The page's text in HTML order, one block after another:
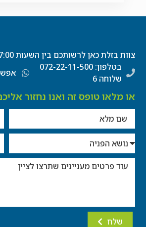
צוות בזלת כאן לרשותכם בין השעות 8:30-17:00
בטלפון: 072-22-11-500
שלוחה 6
או מלאו טופס זה ואנו נחזור
שלח